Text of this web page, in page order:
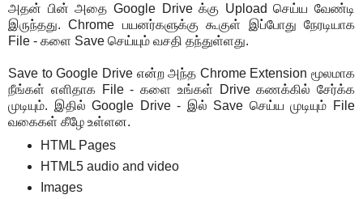
அதன் பின் அதை Google Drive க்கு Upload செய்ய வேண்டி
இருந்தது. Chrome பயனர்களுக்கு கூகுள் இப்போது நேரடியாக
File - களை Save செய்யும் வசதி தந்துள்ளது.
Save to Google Drive என்ற அந்த Chrome Extension மூலமாக
நீங்கள் எளிதாக File - களை உங்கள் Drive கணக்கில் சேர்க்க
முடியும். இதில் Google Drive - இல் Save செய்ய முடியும் File
வகைகள் கீழே உள்ளன.
HTML Pages
HTML5 audio and video
Images